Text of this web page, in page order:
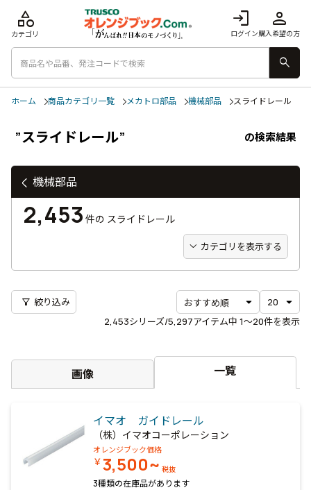
login
ログイン
person
購入希望の方
category
カテゴリ
search
ホーム 商品カテゴリ一覧 メカトロ部品 機械部品 スライドレール
”スライドレール” の検索結果
2,453シリーズ/5,297アイテム中 1〜20件を表示
filter_alt 絞り込み
画像 一覧
イマオ ガイドレール
（株）イマオコーポレーション
オレンジブック価格
￥3,500~ 税抜
3種類の在庫品があります
機械部品
2,453 件の スライドレール
カテゴリを表示する